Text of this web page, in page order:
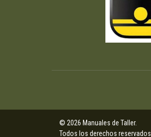
© 2026 Manuales de Taller.
Todos los derechos reservados.